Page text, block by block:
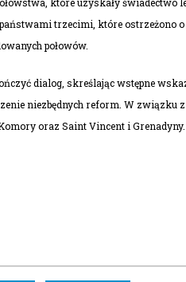
trzecimi, które ostrzeżono o
połowów.
dialog, skreślając wstępne
niezbędnych reform. W związku
oraz Saint Vincent i Grenadyny.